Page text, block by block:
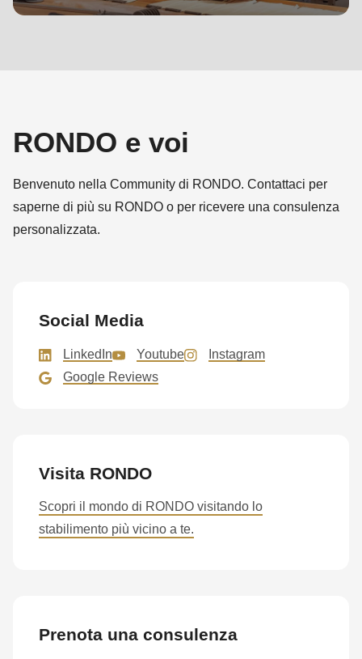
RONDO e voi
Benvenuto nella Community di RONDO. Contattaci per
saperne di più su RONDO o per ricevere una consulenza
personalizzata.
Social Media
LinkedIn Youtube
Instagram
Google Reviews
Visita RONDO
Scopri il mondo di RONDO visitando lo
stabilimento più vicino a te.
Prenota una consulenza